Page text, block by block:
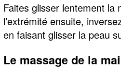
Faites glisser lentement la
l’extrémité ensuite,
en faisant glisser la peau
Le massage de la